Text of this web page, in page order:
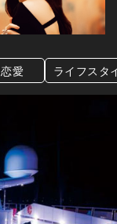
恋愛 ライフスタ